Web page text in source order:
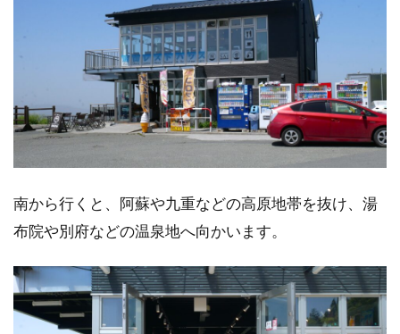
南から行くと、阿蘇や九重などの高原地帯を抜け、湯
布院や別府などの温泉地へ向かいます。